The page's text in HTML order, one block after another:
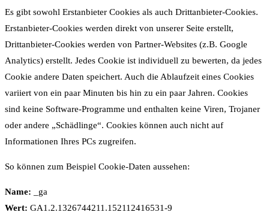
Es gibt sowohl Erstanbieter Cookies als auch Drittanbieter-Cookies.
Erstanbieter-Cookies werden direkt von unserer Seite erstellt,
Drittanbieter-Cookies werden von Partner-Websites (z.B. Google
Analytics) erstellt. Jedes Cookie ist individuell zu bewerten, da jedes
Cookie andere Daten speichert. Auch die Ablaufzeit eines Cookies
variiert von ein paar Minuten bis hin zu ein paar Jahren. Cookies
sind keine Software-Programme und enthalten keine Viren, Trojaner
oder andere „Schädlinge“. Cookies können auch nicht auf
Informationen Ihres PCs zugreifen.
So können zum Beispiel Cookie-Daten aussehen:
Name: _ga
Wert: GA1.2.1326744211.152112416531-9